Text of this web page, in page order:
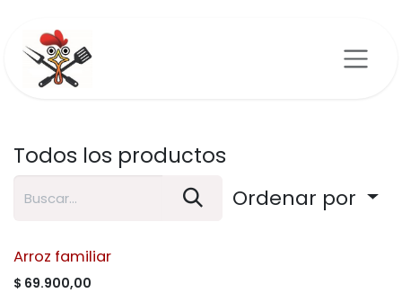
Todos los productos
Ordenar por
Arroz familiar
$ 69.900,00